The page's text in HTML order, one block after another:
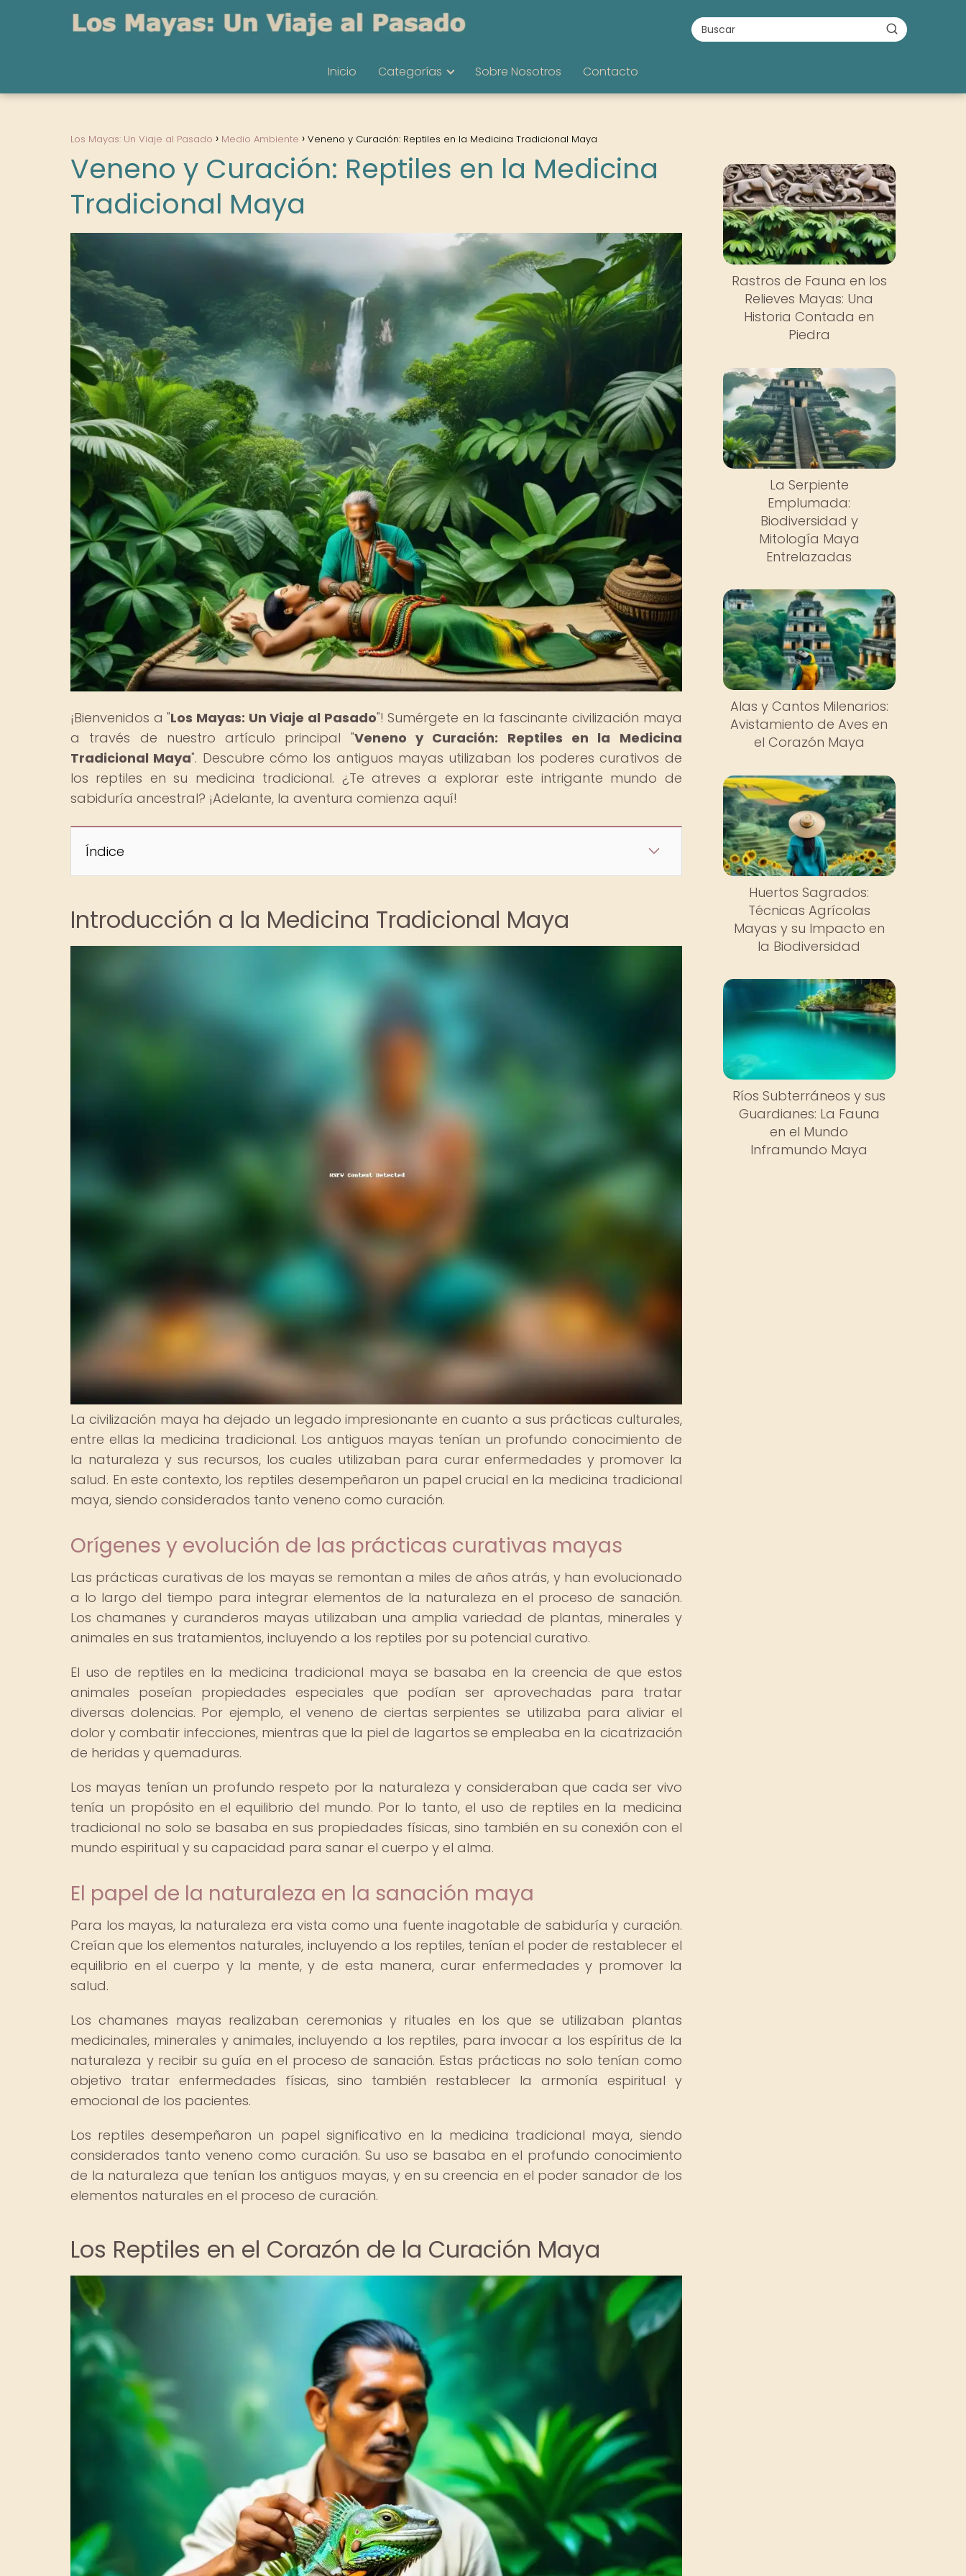
Inicio Categorías Sobre Nosotros Contacto
Los Mayas: Un Viaje al Pasado Medio Ambiente Veneno y Curación: Reptiles en la Medicina Tradicional Maya
Veneno y Curación: Reptiles en la Medicina
Tradicional Maya
¡Bienvenidos a "Los Mayas: Un Viaje al Pasado"! Sumérgete en la fascinante civilización maya
a través de nuestro artículo principal "Veneno y Curación: Reptiles en la Medicina
Tradicional Maya". Descubre cómo los antiguos mayas utilizaban los poderes curativos de
los reptiles en su medicina tradicional. ¿Te atreves a explorar este intrigante mundo de
sabiduría ancestral? ¡Adelante, la aventura comienza aquí!
Índice
Introducción a la Medicina Tradicional Maya
La civilización maya ha dejado un legado impresionante en cuanto a sus prácticas culturales,
entre ellas la medicina tradicional. Los antiguos mayas tenían un profundo conocimiento de
la naturaleza y sus recursos, los cuales utilizaban para curar enfermedades y promover la
salud. En este contexto, los reptiles desempeñaron un papel crucial en la medicina tradicional
maya, siendo considerados tanto veneno como curación.
Orígenes y evolución de las prácticas curativas mayas
Las prácticas curativas de los mayas se remontan a miles de años atrás, y han evolucionado
a lo largo del tiempo para integrar elementos de la naturaleza en el proceso de sanación.
Los chamanes y curanderos mayas utilizaban una amplia variedad de plantas, minerales y
animales en sus tratamientos, incluyendo a los reptiles por su potencial curativo.
El uso de reptiles en la medicina tradicional maya se basaba en la creencia de que estos
animales poseían propiedades especiales que podían ser aprovechadas para tratar
diversas dolencias. Por ejemplo, el veneno de ciertas serpientes se utilizaba para aliviar el
dolor y combatir infecciones, mientras que la piel de lagartos se empleaba en la cicatrización
de heridas y quemaduras.
Los mayas tenían un profundo respeto por la naturaleza y consideraban que cada ser vivo
tenía un propósito en el equilibrio del mundo. Por lo tanto, el uso de reptiles en la medicina
tradicional no solo se basaba en sus propiedades físicas, sino también en su conexión con el
mundo espiritual y su capacidad para sanar el cuerpo y el alma.
El papel de la naturaleza en la sanación maya
Para los mayas, la naturaleza era vista como una fuente inagotable de sabiduría y curación.
Creían que los elementos naturales, incluyendo a los reptiles, tenían el poder de restablecer el
equilibrio en el cuerpo y la mente, y de esta manera, curar enfermedades y promover la
salud.
Los chamanes mayas realizaban ceremonias y rituales en los que se utilizaban plantas
medicinales, minerales y animales, incluyendo a los reptiles, para invocar a los espíritus de la
naturaleza y recibir su guía en el proceso de sanación. Estas prácticas no solo tenían como
objetivo tratar enfermedades físicas, sino también restablecer la armonía espiritual y
emocional de los pacientes.
Los reptiles desempeñaron un papel significativo en la medicina tradicional maya, siendo
considerados tanto veneno como curación. Su uso se basaba en el profundo conocimiento
de la naturaleza que tenían los antiguos mayas, y en su creencia en el poder sanador de los
elementos naturales en el proceso de curación.
Los Reptiles en el Corazón de la Curación Maya
Rastros de Fauna en los
Relieves Mayas: Una
Historia Contada en
Piedra
La Serpiente
Emplumada:
Biodiversidad y
Mitología Maya
Entrelazadas
Alas y Cantos Milenarios:
Avistamiento de Aves en
el Corazón Maya
Huertos Sagrados:
Técnicas Agrícolas
Mayas y su Impacto en
la Biodiversidad
Ríos Subterráneos y sus
Guardianes: La Fauna
en el Mundo
Inframundo Maya